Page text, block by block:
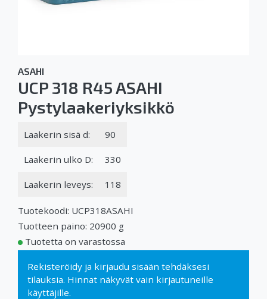
ASAHI
UCP 318 R45 ASAHI
Pystylaakeriyksikkö
Laakerin sisä d: 90
Laakerin ulko D: 330
Laakerin leveys: 118
Tuotekoodi: UCP318ASAHI
Tuotteen paino: 20900 g
Tuotetta on varastossa
Rekisteröidy ja kirjaudu sisään tehdäksesi
tilauksia. Hinnat näkyvät vain kirjautuneille
käyttäjille.